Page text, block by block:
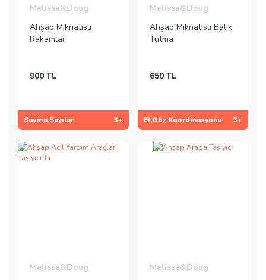
Melissa&Doug
Ahşap Mıknatıslı
Rakamlar
900 TL
Sayma,Sayılar 3+
Melissa&Doug
Ahşap Mıknatıslı Balık
Tutma
650 TL
El,Göz Koordinasyonu 3+
Melissa&Doug
Melissa&Doug